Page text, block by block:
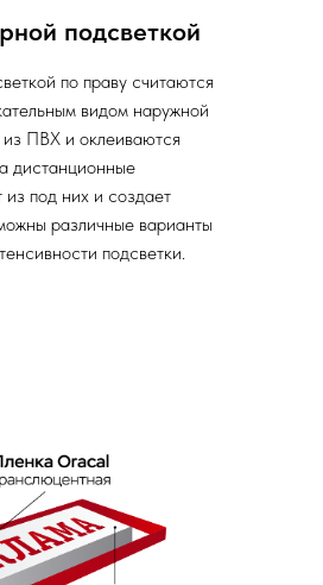
подсветкой
по праву считаются
видом наружной
ПВХ и оклеиваются
дистанционные
под них и создает
различные варианты
подсветки.